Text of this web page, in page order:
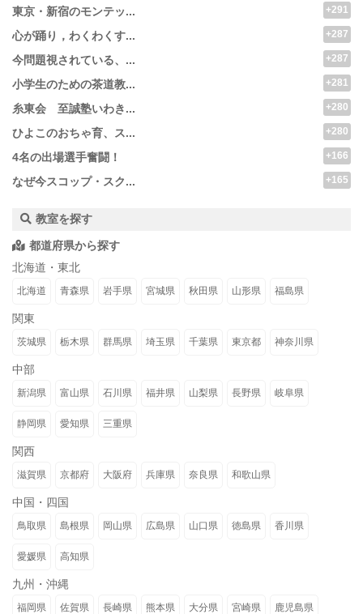
東京・新宿のモンテッ... +291
心が踊り，わくわくす... +287
今問題視されている、... +287
小学生のための茶道教... +281
糸東会 至誠塾いわき... +280
ひよこのおちゃ育、ス... +280
4名の出場選手奮闘！ +166
なぜ今スコップ・スク... +165
教室を探す
都道府県から探す
北海道・東北
北海道 青森県 岩手県 宮城県 秋田県 山形県 福島県
関東
茨城県 栃木県 群馬県 埼玉県 千葉県 東京都 神奈川県
中部
新潟県 富山県 石川県 福井県 山梨県 長野県 岐阜県
静岡県 愛知県 三重県
関西
滋賀県 京都府 大阪府 兵庫県 奈良県 和歌山県
中国・四国
鳥取県 島根県 岡山県 広島県 山口県 徳島県 香川県
愛媛県 高知県
九州・沖縄
福岡県 佐賀県 長崎県 熊本県 大分県 宮崎県 鹿児島県